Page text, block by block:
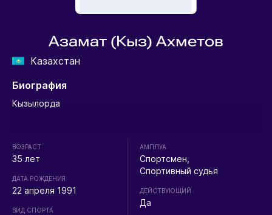
Азамат (Кыз) Ахметов
Казахстан
Биография
Кызылорда
ВОЗРАСТ
35 лет
ДАТА РОЖДЕНИЯ
22 апреля 1991
ВИД СПОРТА
АМПЛУА
Спортсмен,
Спортивный судья
ДЕЙСТВУЮЩИЙ
Да